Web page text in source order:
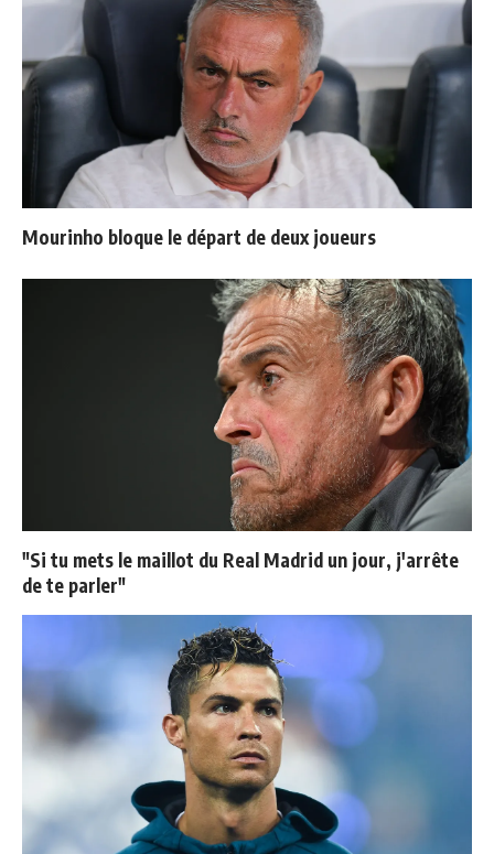
Mourinho bloque le départ de deux joueurs
"Si tu mets le maillot du Real Madrid un jour, j'arrête
de te parler"